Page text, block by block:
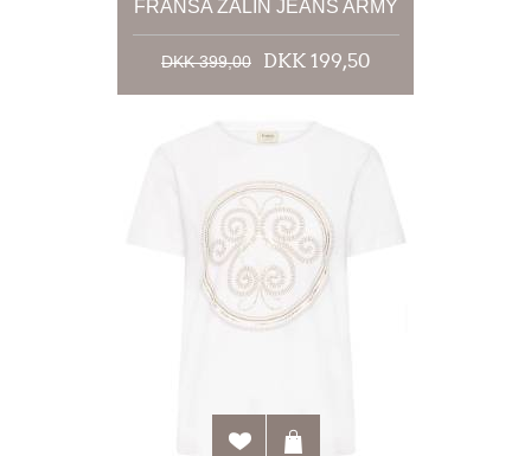
FRANSA ZALIN JEANS ARMY
DKK 399,00 DKK 199,50